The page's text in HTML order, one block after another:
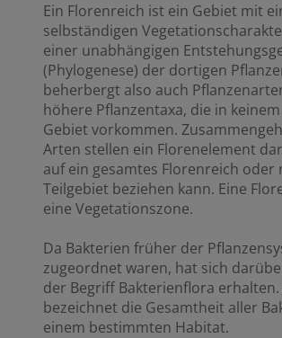
Ein Florenreich ist ein Gebiet mit
selbständigen
einer unabhängigen
(Phylogenese) der dortigen
beherbergt also auch
höhere Pflanzentaxa, die in
Gebiet vorkommen.
Arten stellen ein Florenelement
auf ein gesamtes Florenreich oder
Teilgebiet beziehen kann. Eine
eine Vegetationszone.
Da Bakterien früher der
zugeordnet waren, hat sich
der Begriff Bakterienflora erhalten.
bezeichnet die Gesamtheit aller
einem bestimmten Habitat.